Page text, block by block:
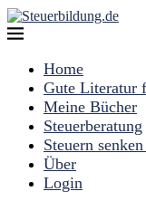
Home
Gute Literatur
Meine Bücher
Steuerberatung
Steuern
Über
Login